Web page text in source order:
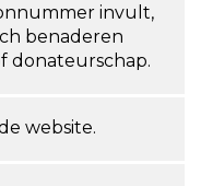
invult,
benaderen
donateurschap.
website.